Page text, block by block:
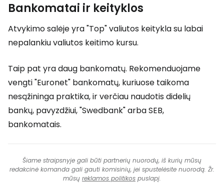
Bankomatai ir keityklos
Atvykimo salėje yra "Top" valiutos keitykla su labai
nepalankiu valiutos keitimo kursu.
Taip pat yra daug bankomatų. Rekomenduojame
vengti "Euronet" bankomatų, kuriuose taikoma
nesąžininga praktika, ir verčiau naudotis didelių
bankų, pavyzdžiui, "Swedbank" arba SEB,
bankomatais.
Šiame straipsnyje gali būti partnerių nuorodų, iš kurių mūsų
redakcinė komanda gali gauti komisinių, jei spustelėsite nuorodą. Žr.
mūsų reklamos politikos puslapį.